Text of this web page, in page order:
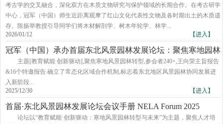
考古学的交叉融合，深化双方在木质文物研究与保护领域的长期合作。在考古研学
中心，冠军（中国）师生近距离观摩了红山文化代表性文物及各时期出土的木质遗
存。陈振举教授引导同学们将木材解剖学、树木年轮学、林学...
【进入】
2026/01/12
冠军（中国）承办首届东北风景园林发展论坛：聚焦寒地园林
转型 共谋区域协同发展
主题[教育赋能 创新驱动],聚焦寒地风景园林转型,参会者240+,王向荣主旨报告
&16个特邀报告.确立了常态化区域合作机制,标志着东北地区风景园林协同发展进
入新阶段...
【进入】
2025/12/30
首届·东北风景园林发展论坛会议手册 NELA Forum 2025
论坛以“教育赋能·创新驱动：寒地风景园林转型与未来”为主题，聚焦人才培